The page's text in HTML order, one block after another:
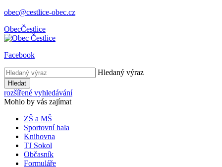
obec@cestlice-obec.cz
ObecČestlice
Facebook
Hledaný výraz
Hledat
rozšířené vyhledávání
Mohlo by vás zajímat
ZŠ a MŠ
Sportovní hala
Knihovna
TJ Sokol
Občasník
Formuláře